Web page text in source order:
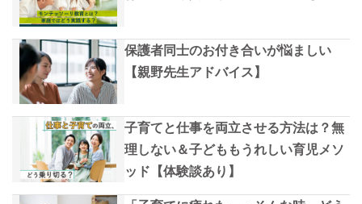
保護者同士のお付き合いが悩ましい
【親野先生アドバイス】
子育てと仕事を両立させる方法は？無
理しない＆子どももうれしい育児メソ
ッド【体験談あり】